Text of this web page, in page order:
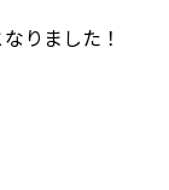
りました！